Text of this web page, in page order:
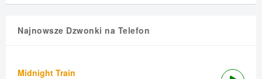
Najnowsze Dzwonki na Telefon
Midnight Train